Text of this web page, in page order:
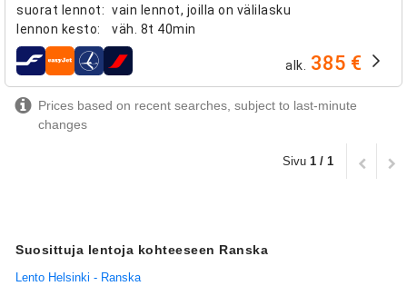
suorat lennot: vain lennot, joilla on välilasku
lennon kesto: väh. 8t 40min
lentoyhtiöt alk. 385 €
Prices based on recent searches, subject to last-minute
changes
Sivu 1 / 1
Suosittuja lentoja kohteeseen Ranska
Lento Helsinki - Ranska